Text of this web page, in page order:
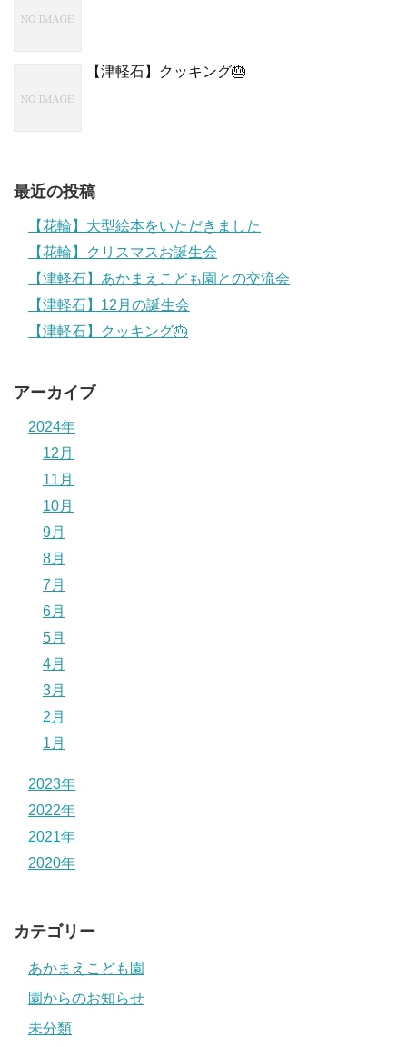
【津軽石】クッキング🎂
最近の投稿
【花輪】大型絵本をいただきました
【花輪】クリスマスお誕生会
【津軽石】あかまえこども園との交流会
【津軽石】12月の誕生会
【津軽石】クッキング🎂
アーカイブ
2024年
12月
11月
10月
9月
8月
7月
6月
5月
4月
3月
2月
1月
2023年
2022年
2021年
2020年
カテゴリー
あかまえこども園
園からのお知らせ
未分類